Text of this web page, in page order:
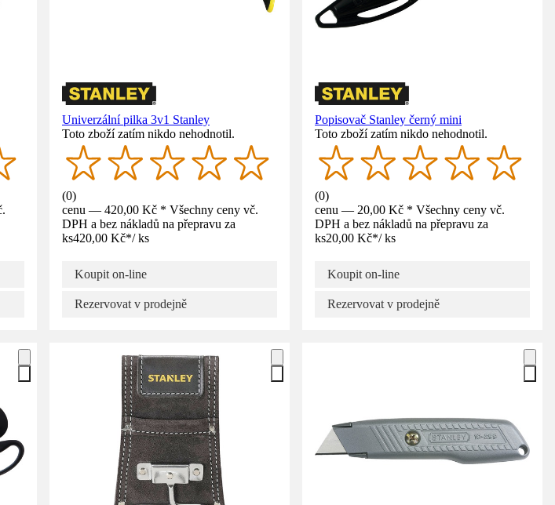
Univerzální pilka 3v1 Stanley
Toto zboží zatím nikdo nehodnotil.
(0)
cenu — 420,00 Kč * Všechny ceny vč.
DPH a bez nákladů na přepravu za
ks420,00 Kč*/ ks
Koupit on-line
Rezervovat v prodejně
Popisovač Stanley černý mini
Toto zboží zatím nikdo nehodnotil.
(0)
cenu — 20,00 Kč * Všechny ceny vč.
DPH a bez nákladů na přepravu za
ks20,00 Kč*/ ks
Koupit on-line
Rezervovat v prodejně